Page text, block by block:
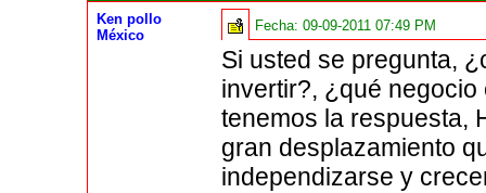
Ken pollo
México
Fecha:09-09-2011 07:49 PM
Si usted se pregunta,
invertir?, ¿qué
tenemos la respuesta,
gran desplazamiento
independizarse y